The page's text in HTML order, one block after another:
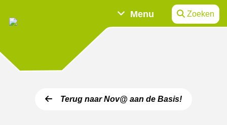
Menu Zoeken
Terug naar Nov@ aan de Basis!